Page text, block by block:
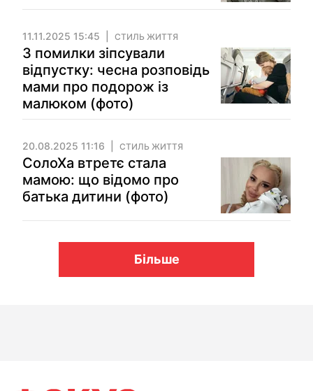
11.11.2025 15:45 СТИЛЬ ЖИТТЯ
3 помилки зіпсували
відпустку: чесна розповідь
мами про подорож із
малюком (фото)
20.08.2025 11:16 СТИЛЬ ЖИТТЯ
СолоХа втретє стала
мамою: що відомо про
батька дитини (фото)
Більше